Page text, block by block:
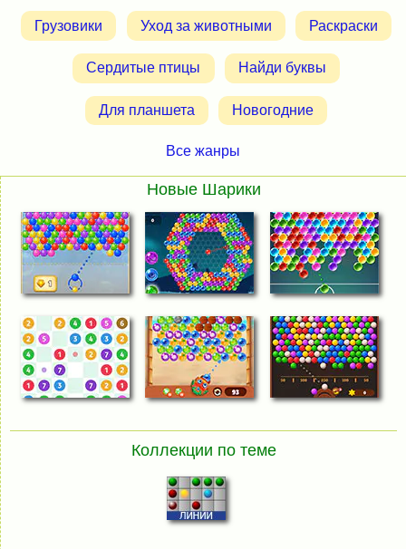
Грузовики Уход за животными Раскраски
Сердитые птицы Найди буквы
Для планшета Новогодние
Все жанры
Новые Шарики
Коллекции по теме